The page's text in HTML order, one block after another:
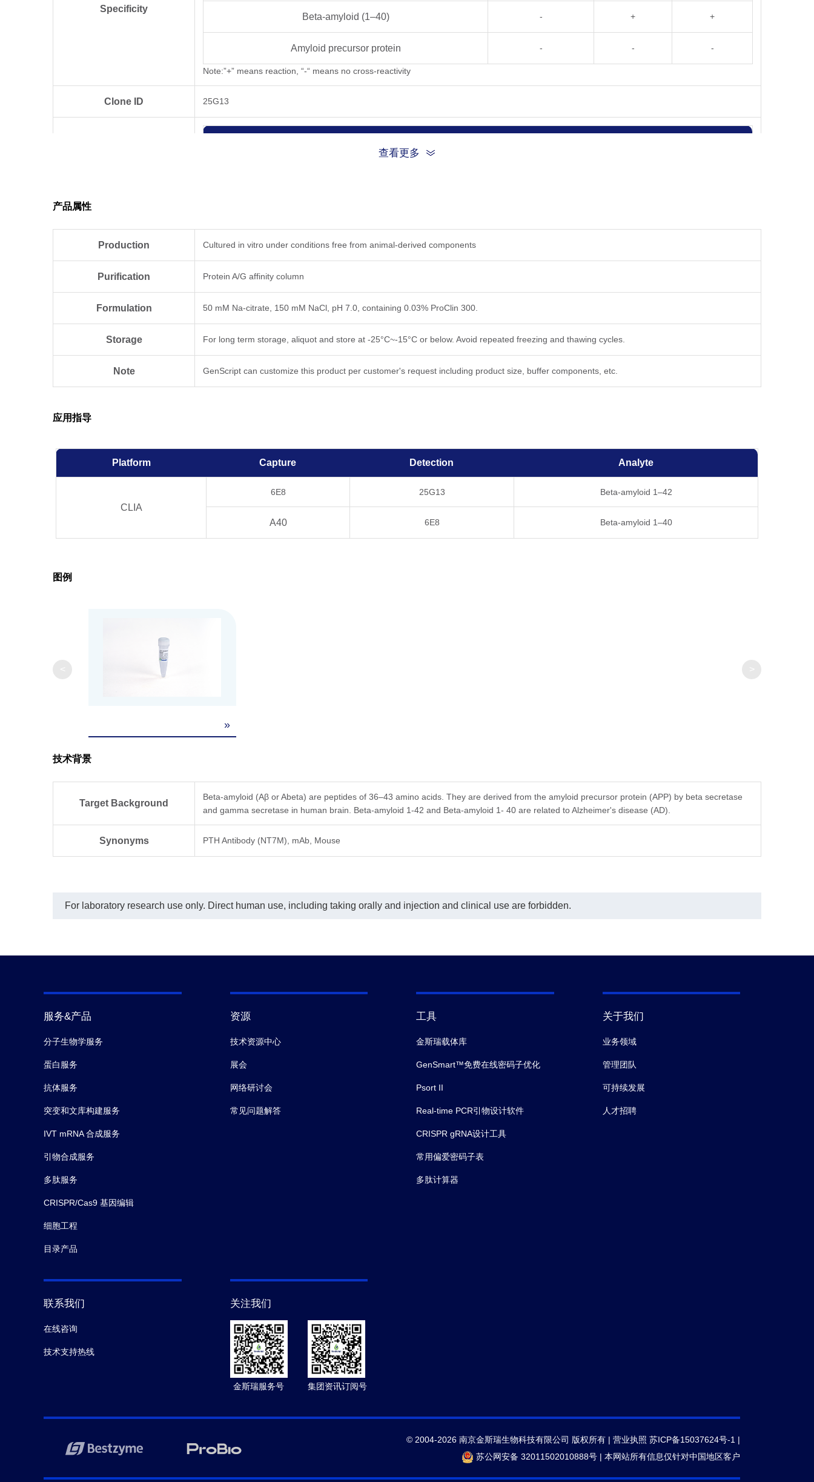
Specificity
Beta-amyloid (1–40) - + +
Amyloid precursor protein - - -
Note:”+” means reaction, “-“ means no cross-reactivity
Clone ID 25G13
A40 35–40
Isotype IgG2a for mAb 25G13
查看更多
产品属性
Production Cultured in vitro under conditions free from animal-derived components
Purification Protein A/G affinity column
Formulation 50 mM Na-citrate, 150 mM NaCl, pH 7.0, containing 0.03% ProClin 300.
Storage For long term storage, aliquot and store at -25°C~-15°C or below. Avoid repeated freezing and thawing cycles.
Note GenScript can customize this product per customer's request including product size, buffer components, etc.
应用指导
Platform Capture Detection Analyte
CLIA
6E8 25G13 Beta-amyloid 1–42
A40 6E8 Beta-amyloid 1–40
图例
»
技术背景
Target Background
Beta-amyloid (Aβ or Abeta) are peptides of 36–43 amino acids. They are derived from the amyloid precursor protein (APP) by beta secretase
and gamma secretase in human brain. Beta-amyloid 1-42 and Beta-amyloid 1- 40 are related to Alzheimer's disease (AD).
Synonyms PTH Antibody (NT7M), mAb, Mouse
For laboratory research use only. Direct human use, including taking orally and injection and clinical use are forbidden.
服务&产品
分子生物学服务
蛋白服务
抗体服务
突变和文库构建服务
IVT mRNA 合成服务
引物合成服务
多肽服务
CRISPR/Cas9 基因编辑
细胞工程
目录产品
资源
技术资源中心
展会
网络研讨会
常见问题解答
工具
金斯瑞载体库
GenSmart™免费在线密码子优化
Psort II
Real-time PCR引物设计软件
CRISPR gRNA设计工具
常用偏爱密码子表
多肽计算器
关于我们
业务领域
管理团队
可持续发展
人才招聘
联系我们
在线咨询
技术支持热线
关注我们
金斯瑞服务号 集团资讯订阅号
© 2004-2026 南京金斯瑞生物科技有限公司 版权所有 | 营业执照 苏ICP备15037624号-1 |
苏公网安备 32011502010888号| 本网站所有信息仅针对中国地区客户